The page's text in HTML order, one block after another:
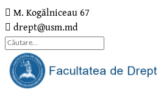
M. Kogălniceau 67
drept@usm.md